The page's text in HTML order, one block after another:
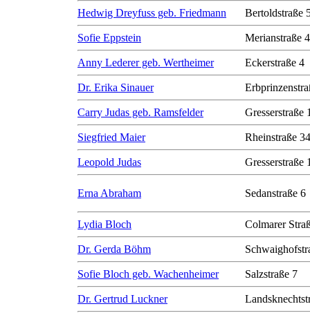
Hedwig Dreyfuss geb. Friedmann Bertoldstraße
Sofie Eppstein Merianstraße
Anny Lederer geb. Wertheimer Eckerstraße 4
Dr. Erika Sinauer
Carry Judas geb. Ramsfelder Gresserstraße
Siegfried Maier Rheinstraße 34
Leopold Judas Gresserstraße
Erna Abraham Sedanstraße 6
Lydia Bloch Colmarer
Dr. Gerda Böhm
Sofie Bloch geb. Wachenheimer Salzstraße 7
Dr. Gertrud Luckner